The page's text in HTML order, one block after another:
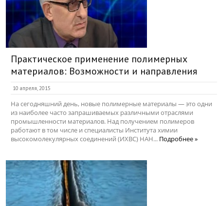
Практическое применение полимерных
материалов: Возможности и направления
10 апреля, 2015
На сегодняшний день, новые полимерные материалы — это одни
из наиболее часто запрашиваемых различными отраслями
промышленности материалов. Над получением полимеров
работают в том числе и специалисты Института химии
высокомолекулярных соединений (ИХВС) НАН... Подробнее »